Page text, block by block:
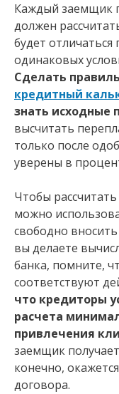
Каждый заемщик
должен
будет отличаться
одинаковых
Сделать
кредитный
знать исходные
высчитать
только после
уверены в
Чтобы
можно
свободно
вы делаете
банка, помните,
соответствуют
что кредиторы
расчета
привлечения
заемщик
конечно,
договора.